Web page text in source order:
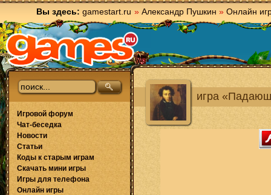
Вы здесь: gamestart.ru » Александр Пушкин » Онлайн
игра
Игровой форум
Чат-беседка
Новости
Статьи
Коды к старым играм
Скачать мини игры
Игры для телефона
Онлайн игры